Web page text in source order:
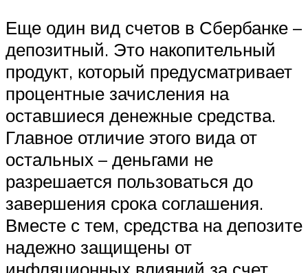
Еще один вид счетов в Сбербанке –
депозитный. Это накопительный
продукт, который предусматривает
процентные зачисления на
оставшиеся денежные средства.
Главное отличие этого вида от
остальных – деньгами не
разрешается пользоваться до
завершения срока соглашения.
Вместе с тем, средства на депозите
надежно защищены от